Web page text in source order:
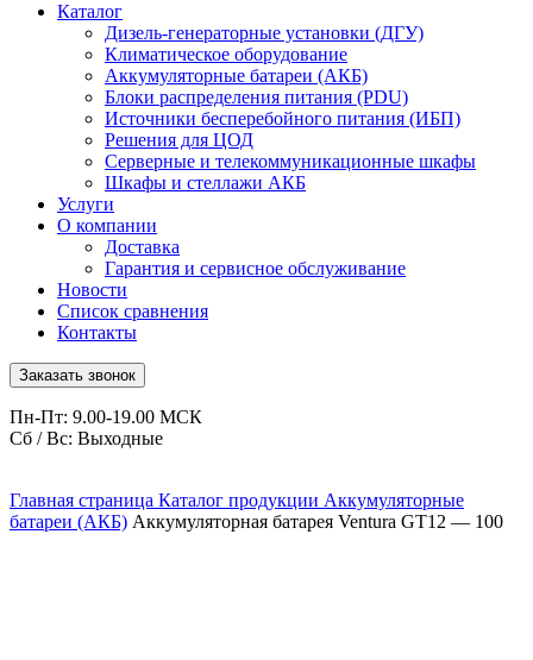
Каталог
Дизель-генераторные установки (ДГУ)
Климатическое оборудование
Аккумуляторные батареи (АКБ)
Блоки распределения питания (PDU)
Источники бесперебойного питания (ИБП)
Решения для ЦОД
Серверные и телекоммуникационные шкафы
Шкафы и стеллажи АКБ
Услуги
О компании
Доставка
Гарантия и сервисное обслуживание
Новости
Список сравнения
Контакты
Заказать звонок
Пн-Пт: 9.00-19.00 МСК
Сб / Вс: Выходные
Главная страница Каталог продукции Аккумуляторные
батареи (АКБ) Аккумуляторная батарея Ventura GT12 — 100